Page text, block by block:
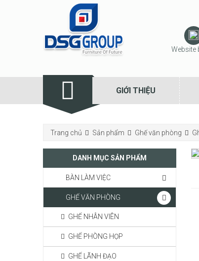
Website
GIỚI THIỆU
Trang chủ Sản phẩm Ghế văn phòng
DANH MỤC SẢN PHẨM
BÀN LÀM VIỆC
GHẾ VĂN PHÒNG
GHẾ NHÂN VIÊN
GHẾ PHÒNG HỌP
GHẾ LÃNH ĐẠO